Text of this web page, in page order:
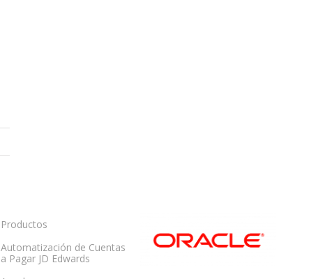
Productos
Automatización de Cuentas
a Pagar JD Edwards